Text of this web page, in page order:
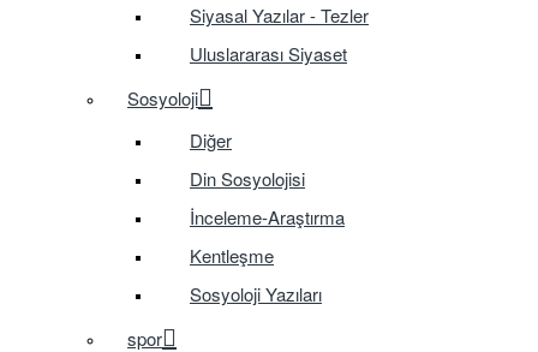
Siyasal Yazılar - Tezler
Uluslararası Siyaset
Sosyoloji
Diğer
Din Sosyolojisi
İnceleme-Araştırma
Kentleşme
Sosyoloji Yazıları
spor